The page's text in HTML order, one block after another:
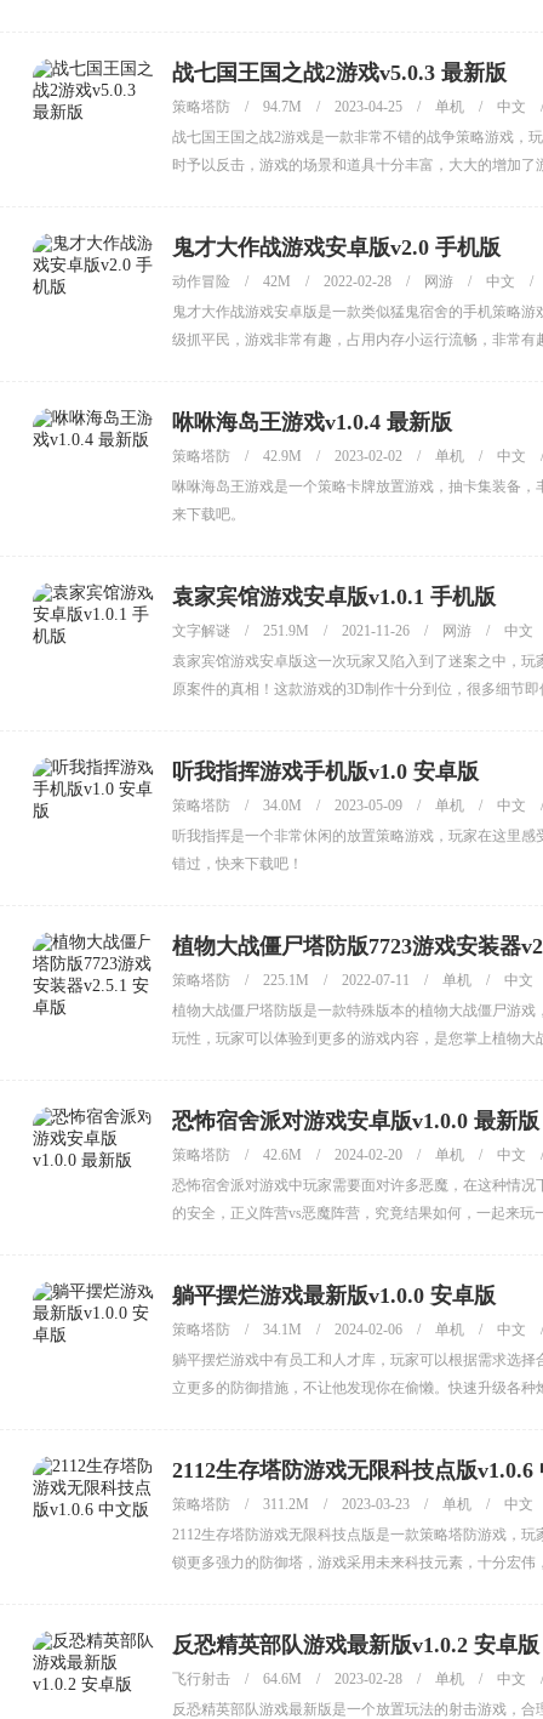
战七国王国之战2游戏v5.0.3 最新版
策略塔防 / 94.7M / 2023-04-25 / 单机 / 中文
/
战七国王国之战2游戏是一款非常不错的战争策略游戏，
时予以反击，游戏的场景和道具十分丰富，大大的增加了
鬼才大作战游戏安卓版v2.0 手机版
动作冒险 / 42M / 2022-02-28 / 网游 / 中文
/
鬼才大作战游戏安卓版是一款类似猛鬼宿舍的手机策略
级抓平民，游戏非常有趣，占用内存小运行流畅，非常
咻咻海岛王游戏v1.0.4 最新版
策略塔防 / 42.9M / 2023-02-02 / 单机 / 中文
/
咻咻海岛王游戏是一个策略卡牌放置游戏，抽卡集装备
来下载吧。
袁家宾馆游戏安卓版v1.0.1 手机版
文字解谜 / 251.9M / 2021-11-26 / 网游 /
中文
袁家宾馆游戏安卓版这一次玩家又陷入到了迷案之中，
原案件的真相！这款游戏的3D制作十分到位，很多细节
听我指挥游戏手机版v1.0 安卓版
策略塔防 / 34.0M / 2023-05-09 / 单机 / 中文
/
听我指挥是一个非常休闲的放置策略游戏，玩家在这里
错过，快来下载吧！
植物大战僵尸塔防版7723游戏安装器
策略塔防 / 225.1M / 2022-07-11 / 单机 /
中文
植物大战僵尸塔防版是一款特殊版本的植物大战僵尸游
玩性，玩家可以体验到更多的游戏内容，是您掌上植物大
恐怖宿舍派对游戏安卓版v1.0.0 最新版
策略塔防 / 42.6M / 2024-02-20 / 单机 / 中文
/
恐怖宿舍派对游戏中玩家需要面对许多恶魔，在这种情
的安全，正义阵营vs恶魔阵营，究竟结果如何，一起来
躺平摆烂游戏最新版v1.0.0 安卓版
策略塔防 / 34.1M / 2024-02-06 / 单机 / 中文
/
躺平摆烂游戏中有员工和人才库，玩家可以根据需求选
立更多的防御措施，不让他发现你在偷懒。快速升级各种
2112生存塔防游戏无限科技点版v1.0.6
策略塔防 / 311.2M / 2023-03-23 / 单机 /
中文
2112生存塔防游戏无限科技点版是一款策略塔防游戏，
锁更多强力的防御塔，游戏采用未来科技元素，十分宏
反恐精英部队游戏最新版v1.0.2 安卓版
飞行射击 / 64.6M / 2023-02-28 / 单机 / 中文
/
反恐精英部队游戏最新版是一个放置玩法的射击游戏，